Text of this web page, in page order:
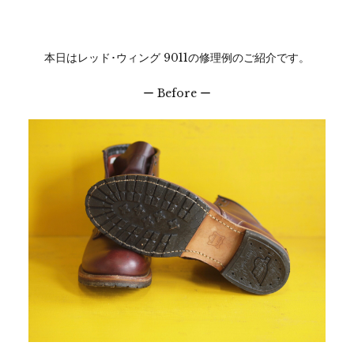
本日はレッド･ウィング 9011の修理例のご紹介です。
ー Before ー